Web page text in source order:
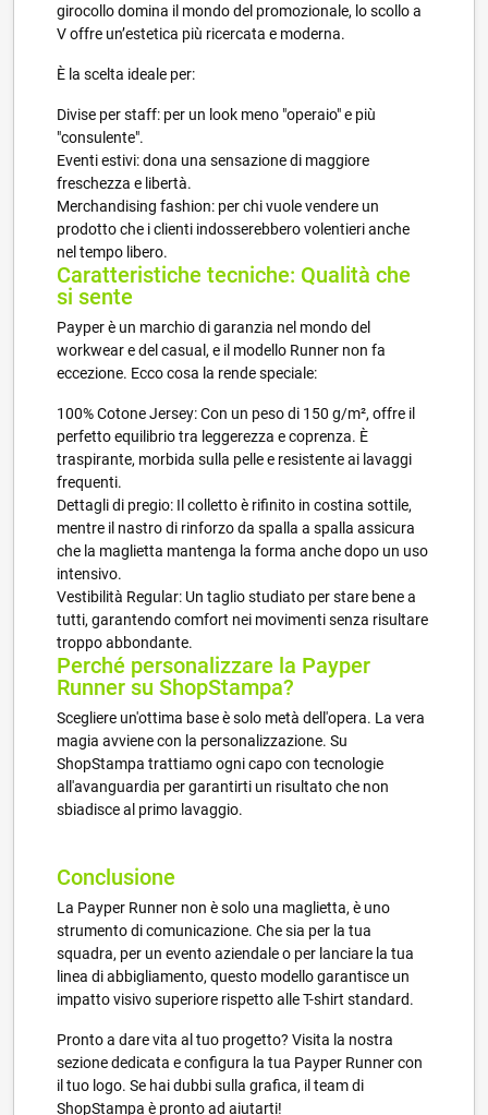
girocollo domina il mondo del promozionale, lo scollo a
V offre un’estetica più ricercata e moderna.
È la scelta ideale per:
Divise per staff: per un look meno "operaio" e più
"consulente".
Eventi estivi: dona una sensazione di maggiore
freschezza e libertà.
Merchandising fashion: per chi vuole vendere un
prodotto che i clienti indosserebbero volentieri anche
nel tempo libero.
Caratteristiche tecniche: Qualità che
si sente
Payper è un marchio di garanzia nel mondo del
workwear e del casual, e il modello Runner non fa
eccezione. Ecco cosa la rende speciale:
100% Cotone Jersey: Con un peso di 150 g/m², offre il
perfetto equilibrio tra leggerezza e coprenza. È
traspirante, morbida sulla pelle e resistente ai lavaggi
frequenti.
Dettagli di pregio: Il colletto è rifinito in costina sottile,
mentre il nastro di rinforzo da spalla a spalla assicura
che la maglietta mantenga la forma anche dopo un uso
intensivo.
Vestibilità Regular: Un taglio studiato per stare bene a
tutti, garantendo comfort nei movimenti senza risultare
troppo abbondante.
Perché personalizzare la Payper
Runner su ShopStampa?
Scegliere un'ottima base è solo metà dell'opera. La vera
magia avviene con la personalizzazione. Su
ShopStampa trattiamo ogni capo con tecnologie
all'avanguardia per garantirti un risultato che non
sbiadisce al primo lavaggio.
Conclusione
La Payper Runner non è solo una maglietta, è uno
strumento di comunicazione. Che sia per la tua
squadra, per un evento aziendale o per lanciare la tua
linea di abbigliamento, questo modello garantisce un
impatto visivo superiore rispetto alle T-shirt standard.
Pronto a dare vita al tuo progetto? Visita la nostra
sezione dedicata e configura la tua Payper Runner con
il tuo logo. Se hai dubbi sulla grafica, il team di
ShopStampa è pronto ad aiutarti!